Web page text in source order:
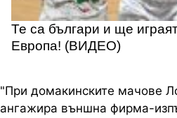
Те са българи и ще
Европа! (ВИДЕО)
"При домакинските мачове
ангажира външна фирма-